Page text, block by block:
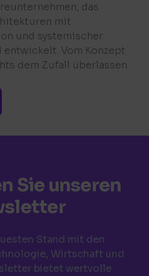
das
mit
und systemischer
Vom Konzept
dem Zufall überlassen.
Sie unseren
Stand mit den
Wirtschaft und
bietet wertvolle